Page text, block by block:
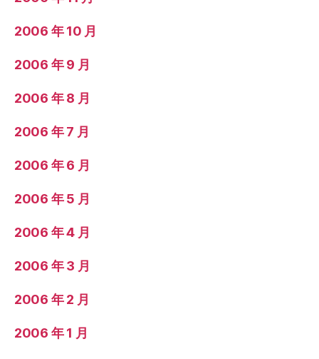
2006 年 10 月
2006 年 9 月
2006 年 8 月
2006 年 7 月
2006 年 6 月
2006 年 5 月
2006 年 4 月
2006 年 3 月
2006 年 2 月
2006 年 1 月